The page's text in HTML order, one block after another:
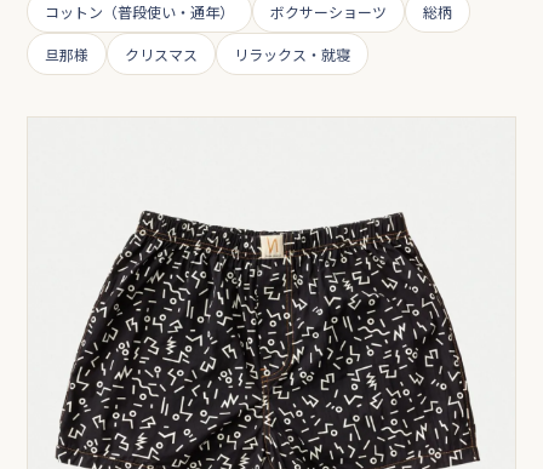
コットン（普段使い・通年） ボクサーショーツ 総柄
旦那様 クリスマス リラックス・就寝